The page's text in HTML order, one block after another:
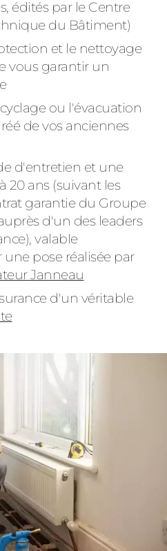
édités par le Centre
du Bâtiment)
et le nettoyage
vous garantir un
ou l'évacuation
de vos anciennes
d'entretien et une
20 ans (suivant les
garantie du Groupe
d'un des leaders
valable
pose réalisée par
Janneau
d'un véritable